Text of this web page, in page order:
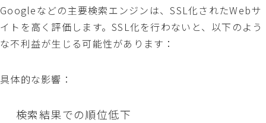
Googleなどの主要検索エンジンは、SSL化されたWebサ
イトを高く評価します。SSL化を行わないと、以下のよう
な不利益が生じる可能性があります：
具体的な影響：
検索結果での順位低下